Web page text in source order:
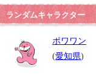
ランダムキャラクター
ポワワン
(愛知県)